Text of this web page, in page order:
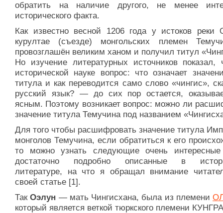
обратить на наличие другого, не менее
исторического факта.
Как известно весной 1206 года у истоков реки
курултае (съезде) монгольских племен
провозглашён великим ханом и получил титул
Но изучение литературных источников показал,
исторической науке вопрос: что означает
титула и как переводится само слово «чингис»,
русский язык? — до сих пор остается,
ясным. Поэтому возникает вопрос: можно ли
значение титула Темучина под названием
Для того чтобы расшифровать значение титула
монголов Темучина, если обратиться к его
то можно узнать следующие очень
достаточно подробно описанные в
литературе, на что я обращал внимание
своей статье [1].
ТакОэлун — мать Чингисхана, была из племени
который является веткой тюркского племени